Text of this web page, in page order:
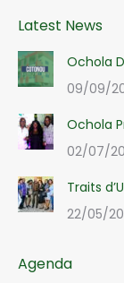
Latest News
Ochola
09/09/
Ochola
02/07/
Traits
22/05/
Agenda